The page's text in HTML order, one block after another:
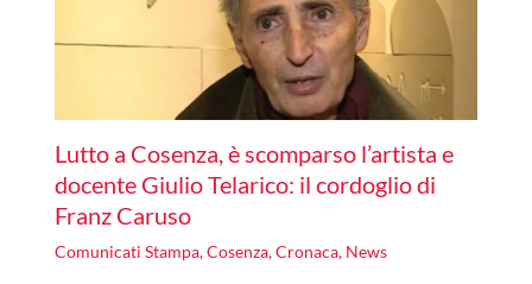
Lutto a Cosenza, è scomparso l’artista e
docente Giulio Telarico: il cordoglio di
Franz Caruso
Comunicati Stampa,Cosenza,Cronaca, News